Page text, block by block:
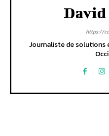
https://
Journaliste de solutions